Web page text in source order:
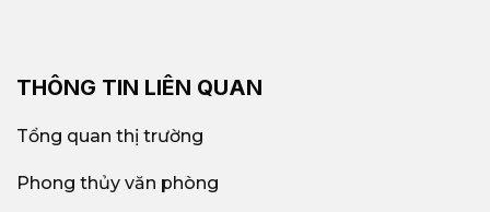
THÔNG TIN LIÊN QUAN
Tổng quan thị trường
Phong thủy văn phòng